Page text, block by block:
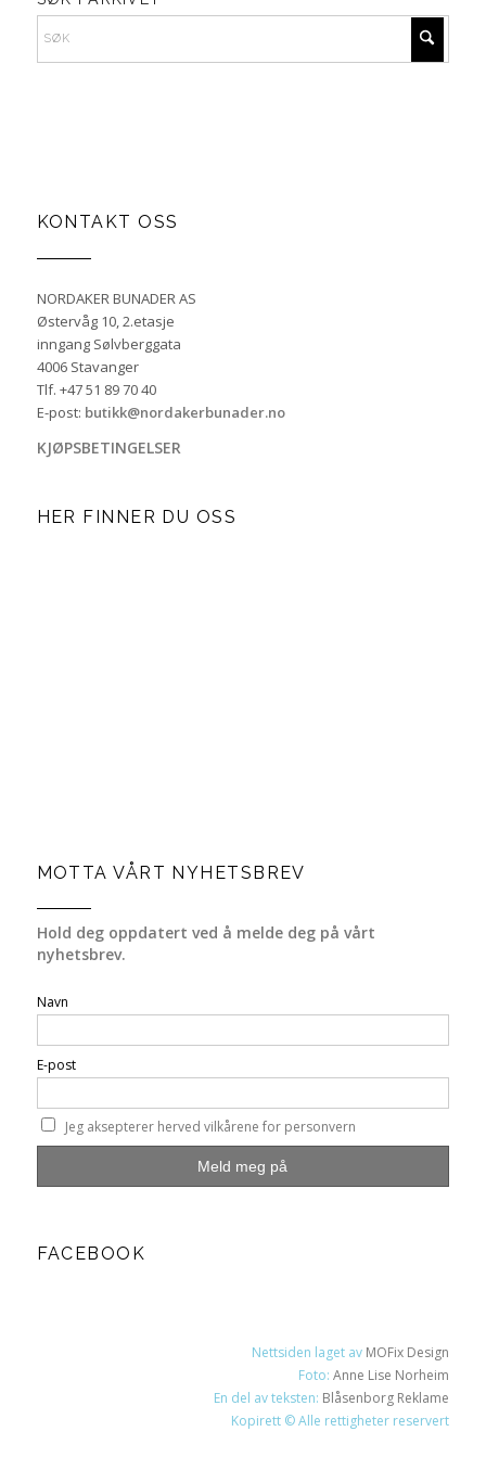
KONTAKT OSS
NORDAKER BUNADER AS
Østervåg 10, 2.etasje
inngang Sølvberggata
4006 Stavanger
Tlf. +47 51 89 70 40
E-post: butikk@nordakerbunader.no
KJØPSBETINGELSER
HER FINNER DU OSS
MOTTA VÅRT NYHETSBREV
Hold deg oppdatert ved å melde deg på vårt
nyhetsbrev.
Navn
E-post
Jeg aksepterer herved vilkårene for personvern
FACEBOOK
Nettsiden laget av MOFix Design
Foto:Anne Lise Norheim
En del av teksten: Blåsenborg Reklame
Kopirett © Alle rettigheter reservert